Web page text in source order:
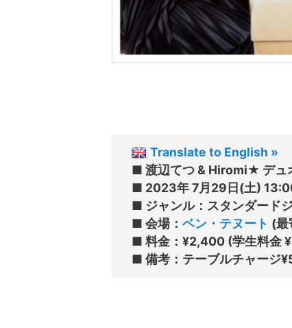
Translate to English »
■ 渡辺てつ & Hiromi★ デュ
■ 2023年 7月29日(土)
■ ジャンル：スタンダード
■ 会場： ベン・テヌート (最
■ 料金：¥2,400 (学生料金